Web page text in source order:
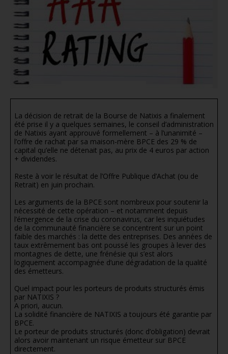
La décision de retrait de la Bourse de Natixis a finalement
été prise il y a quelques semaines, le conseil d’administration
de Natixis ayant approuvé formellement – à l’unanimité –
l’offre de rachat par sa maison-mère BPCE des 29 % de
capital qu’elle ne détenait pas, au prix de 4 euros par action
+ dividendes.
Reste à voir le résultat de l’Offre Publique d’Achat (ou de
Retrait) en juin prochain.
Les arguments de la BPCE sont nombreux pour soutenir la
nécessité de cette opération – et notamment depuis
l’émergence de la crise du coronavirus, car les inquiétudes
de la communauté financière se concentrent sur un point
faible des marchés : la dette des entreprises. Des années de
taux extrêmement bas ont poussé les groupes à lever des
montagnes de dette, une frénésie qui s’est alors
logiquement accompagnée d’une dégradation de la qualité
des émetteurs.
Quel impact pour les porteurs de produits structurés émis
par NATIXIS ?
A priori, aucun.
La solidité financière de NATIXIS a toujours été garantie par
BPCE.
Le porteur de produits structurés (donc d’obligation) devrait
alors avoir maintenant un risque émetteur sur BPCE
directement.